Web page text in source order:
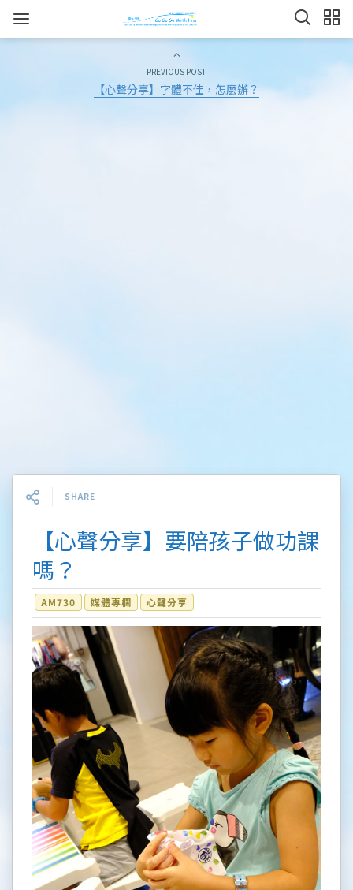
PREVIOUS POST
【心聲分享】字體不佳，怎麼辦？
SHARE
【心聲分享】要陪孩子做功課
嗎？
AM730 媒體專欄 心聲分享